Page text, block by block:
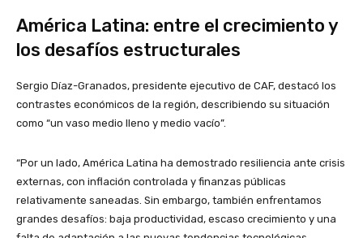
América Latina: entre el crecimiento y
los desafíos estructurales
Sergio Díaz-Granados, presidente ejecutivo de CAF, destacó los
contrastes económicos de la región, describiendo su situación
como “un vaso medio lleno y medio vacío”.
“Por un lado, América Latina ha demostrado resiliencia ante crisis
externas, con inflación controlada y finanzas públicas
relativamente saneadas. Sin embargo, también enfrentamos
grandes desafíos: baja productividad, escaso crecimiento y una